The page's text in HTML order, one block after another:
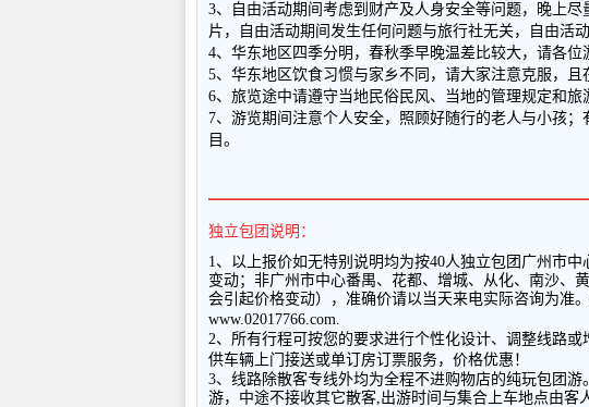
3、自由活动期间考虑到财产及人身安全等问题，晚上
片，自由活动期间发生任何问题与旅行社无关，自由活
4、华东地区四季分明，春秋季早晚温差比较大，请各位
5、华东地区饮食习惯与家乡不同，请大家注意克服，且
6、旅览途中请遵守当地民俗民风、当地的管理规定和旅
7、游览期间注意个人安全，照顾好随行的老人与小孩
目。
独立包团说明：
1 、以上报价如无特别说明均为按40人独立包团广州市
变动；非广州市中心番禺、花都、增城、从化、南沙、
会引起价格变动），准确价请以当天来电实际咨询为准。
www.02017766.com.
2、所有行程可按您的要求进行个性化设计、调整线路
供车辆上门接送或单订房订票服务，价格优惠！
3、线路除散客专线外均为全程不进购物店的纯玩包团
游，中途不接收其它散客 出游时间与集合上车地点由客